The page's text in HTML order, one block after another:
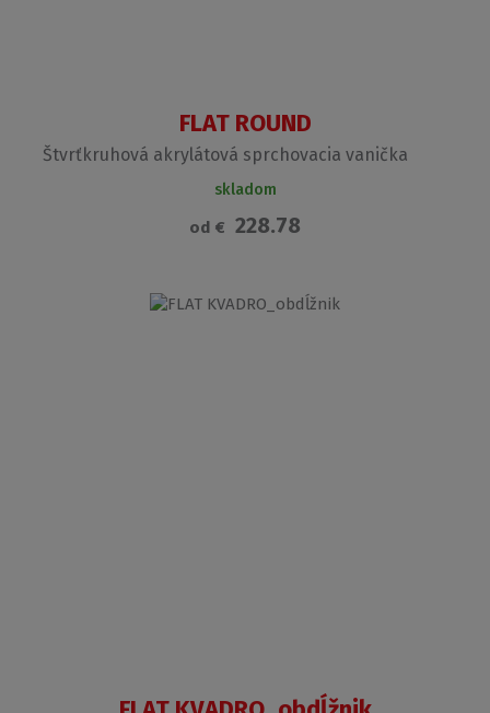
FLAT ROUND
Štvrťkruhová akrylátová sprchovacia vanička
skladom
od € 228.78